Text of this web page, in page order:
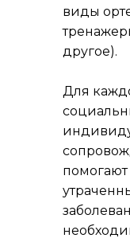
виды
другое).
Для
помогают